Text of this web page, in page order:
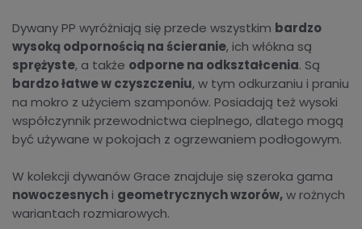
Dywany PP wyróżniają się przede wszystkim bardzo
wysoką odpornością na ścieranie, ich włókna są
sprężyste, a także odporne na odkształcenia. Są
bardzo łatwe w czyszczeniu, w tym odkurzaniu i praniu
na mokro z użyciem szamponów. Posiadają też wysoki
współczynnik przewodnictwa cieplnego, dlatego mogą
być używane w pokojach z ogrzewaniem podłogowym.
W kolekcji dywanów Grace znajduje się szeroka gama
nowoczesnych i geometrycznych wzorów,w rożnych
wariantach rozmiarowych.